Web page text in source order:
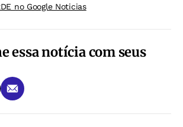
no Google Noticias
essa notícia com seus